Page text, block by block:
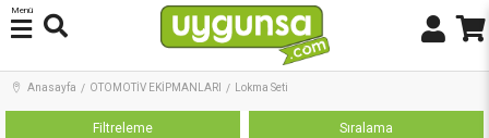
Menü
Anasayfa OTOMOTİV EKİPMANLARI Lokma Seti
Filtreleme Sıralama